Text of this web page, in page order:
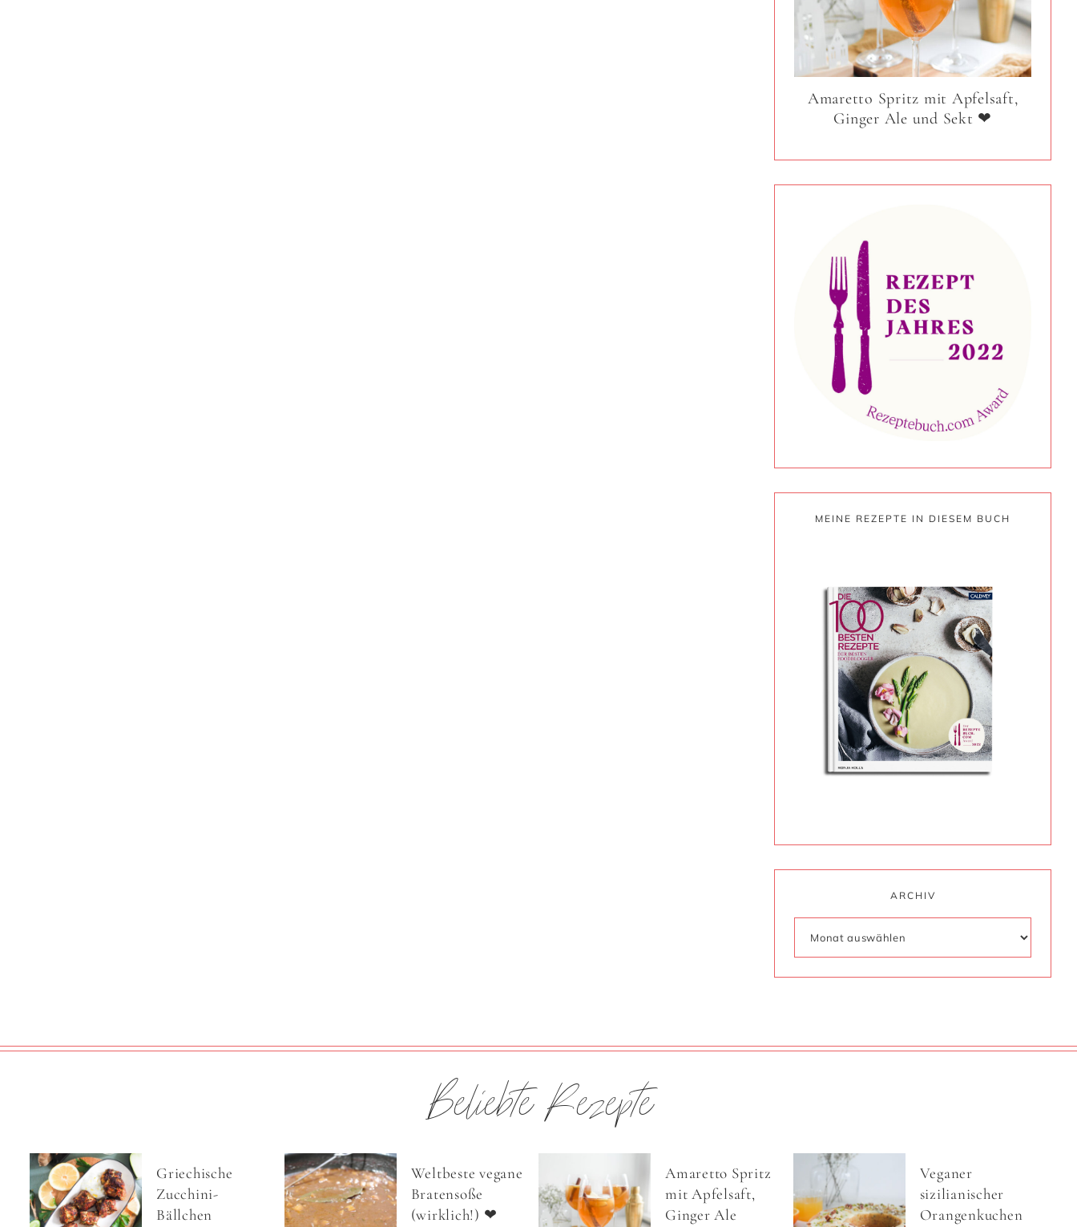
Amaretto Spritz mit Apfelsaft,
Ginger Ale und Sekt ❤
MEINE REZEPTE IN DIESEM BUCH
ARCHIV
Beliebte Rezepte
Griechische
Zucchini-
Bällchen
Weltbeste vegane
Bratensoße
(wirklich!) ❤
Amaretto Spritz
mit Apfelsaft,
Ginger Ale
Veganer
sizilianischer
Orangenkuchen